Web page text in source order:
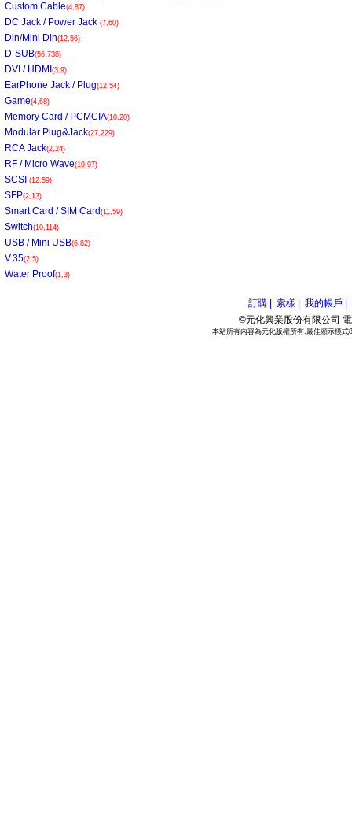
Custom Cable(4,87)
DC Jack / Power Jack (7,60)
Din/Mini Din(12,56)
D-SUB(56,738)
DVI / HDMI (3,9)
EarPhone Jack / Plug(12,54)
Game(4,68)
Memory Card / PCMCIA(10,20)
Modular Plug&Jack(27,229)
RCA Jack(2,24)
RF / Micro Wave(19,97)
SCSI (12,59)
SFP(2,13)
Smart Card / SIM Card (11,59)
Switch(10,114)
USB / Mini USB(6,82)
V.35(2,5)
Water Proof(1,3)
訂購 | 索樣 |
我的帳戶 |
©元化興業股份有限公司
本站所有內容為元化版權所有.最佳顯示模